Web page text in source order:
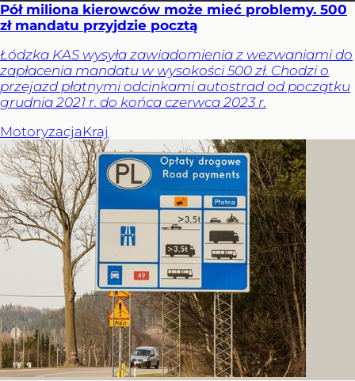
Pół miliona kierowców może mieć problemy. 500
zł mandatu przyjdzie pocztą
Łódzka KAS wysyła zawiadomienia z wezwaniami do
zapłacenia mandatu w wysokości 500 zł. Chodzi o
przejazd płatnymi odcinkami autostrad od początku
grudnia 2021 r. do końca czerwca 2023 r.
MotoryzacjaKraj